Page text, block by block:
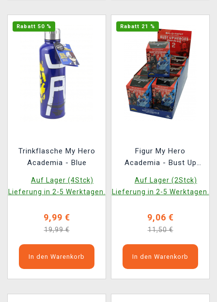
Rabatt 50 %
Trinkflasche My Hero
Academia - Blue
Auf Lager (4Stck)
Lieferung in 2-5 Werktagen.
9,99 €
19,99 €
In den Warenkorb
Rabatt 21 %
Figur My Hero
Academia - Bust Up
Auswahl)
Auf Lager (2Stck)
Lieferung in 2-5 Werktagen.
9,06 €
11,50 €
In den Warenkorb